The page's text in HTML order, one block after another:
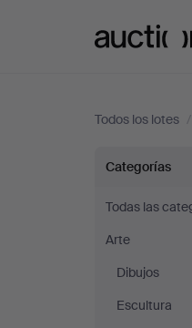
Todos los lotes /
Obra
gráfica
en
Categorías
Todas las
Arte
Dibujos
Escultura